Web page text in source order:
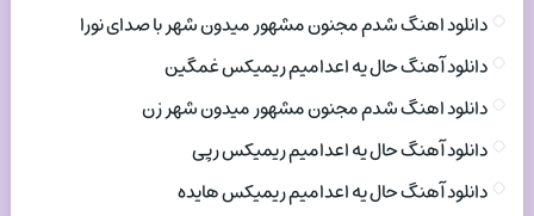
دانلود اهنگ شدم مجنون مشهور میدون شهر با صدای نورا
دانلود آهنگ حال یه اعدامیم ریمیکس غمگین
دانلود اهنگ شدم مجنون مشهور میدون شهر زن
دانلود آهنگ حال یه اعدامیم ریمیکس رپی
دانلود آهنگ حال یه اعدامیم ریمیکس هایده